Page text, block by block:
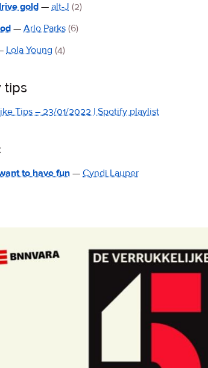
gold— alt-J (2)
— Arlo Parks (6)
Lola Young (4)
tips
Tips – 23/01/2022 | Spotify playlist
to have fun — Cyndi Lauper